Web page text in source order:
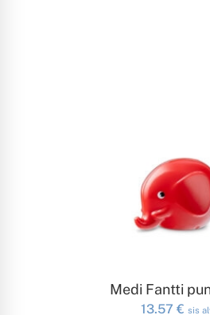
LISÄÄ
Medi Fantti
13.57 € sis